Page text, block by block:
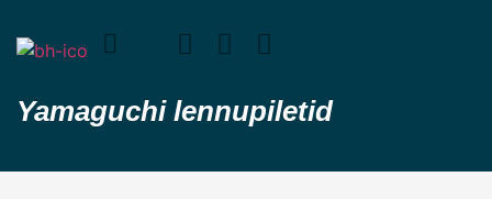
Yamaguchi lennupiletid